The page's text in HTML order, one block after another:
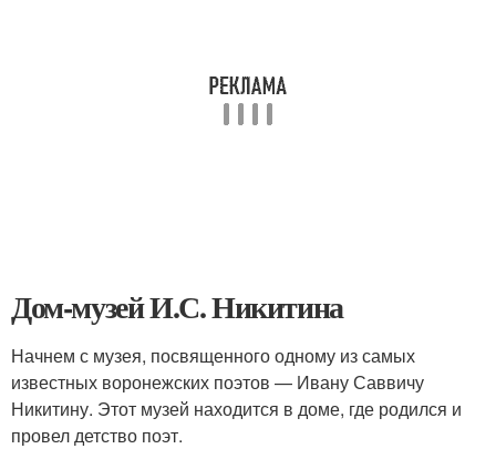
Дом-музей И.С. Никитина
Начнем с музея, посвященного одному из самых
известных воронежских поэтов — Ивану Саввичу
Никитину. Этот музей находится в доме, где родился и
провел детство поэт.